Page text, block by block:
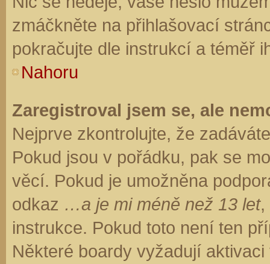
zmáčkněte na přihlašovací
pokračujte dle instrukcí a téměř
Nahoru
Zaregistroval jsem se, ale
Nejprve zkontrolujte, že
Pokud jsou v pořádku, pak se
věcí. Pokud je umožněna
odkaz …a je mi méně než 13 let,
instrukce. Pokud toto není ten
Některé boardy vyžadují